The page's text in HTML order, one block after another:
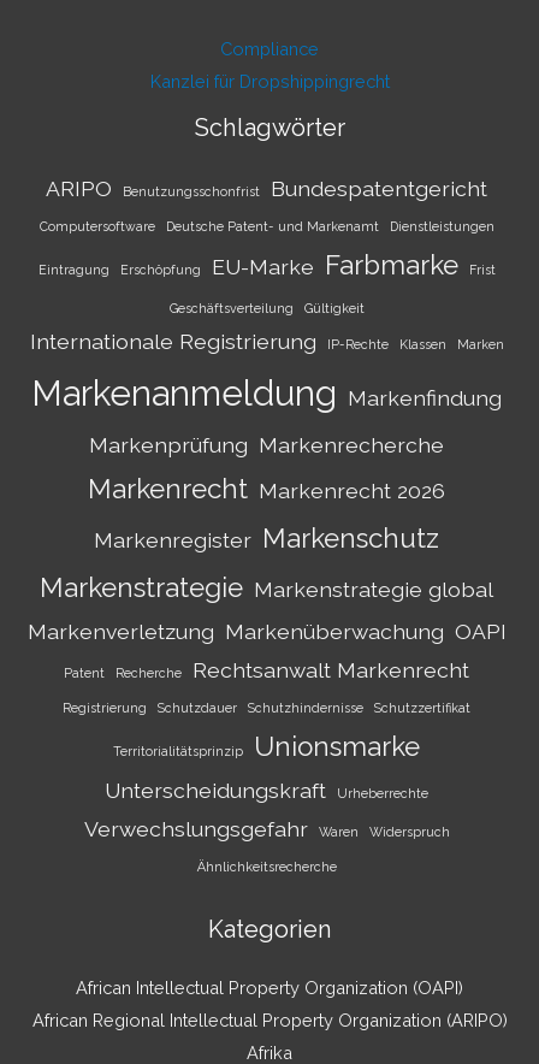
Compliance
Kanzlei für Dropshippingrecht
Schlagwörter
ARIPO Benutzungsschonfrist Bundespatentgericht
Computersoftware Deutsche Patent- und Markenamt Dienstleistungen
Eintragung Erschöpfung EU-Marke Farbmarke Frist
Geschäftsverteilung Gültigkeit
Internationale Registrierung IP-Rechte Klassen Marken
Markenanmeldung Markenfindung
Markenprüfung Markenrecherche
Markenrecht Markenrecht 2026
Markenregister Markenschutz
Markenstrategie Markenstrategie global
Markenverletzung Markenüberwachung OAPI
Patent Recherche Rechtsanwalt Markenrecht
Registrierung Schutzdauer Schutzhindernisse Schutzzertifikat
Territorialitätsprinzip Unionsmarke
Unterscheidungskraft Urheberrechte
Verwechslungsgefahr Waren Widerspruch
Ähnlichkeitsrecherche
Kategorien
African Intellectual Property Organization (OAPI)
African Regional Intellectual Property Organization (ARIPO)
Afrika